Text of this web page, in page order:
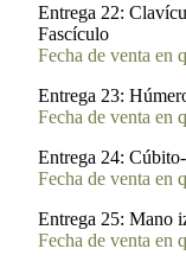
Entrega 22:
Fascículo
Fecha de venta en
Entrega 23:
Fecha de venta en
Entrega 24:
Fecha de venta en
Entrega 25: Mano
Fecha de venta en